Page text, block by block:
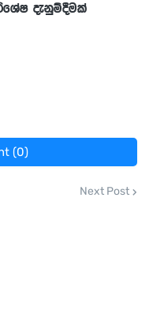
දැනුම්දීමක්
(0)
Next Post